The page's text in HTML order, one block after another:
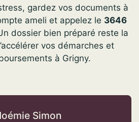
gardez vos documents à
ameli et appelez le 3646
dossier bien préparé reste la
vos démarches et
à Grigny.
Simon